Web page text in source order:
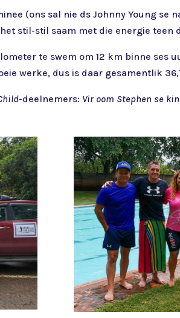
(ons sal nie ds Johnny Young se
stil-stil saam met die energie teen
te swem om 12 km binne ses
werke, dus is daar gesamentlik
-deelnemers: Vir oom Stephen se